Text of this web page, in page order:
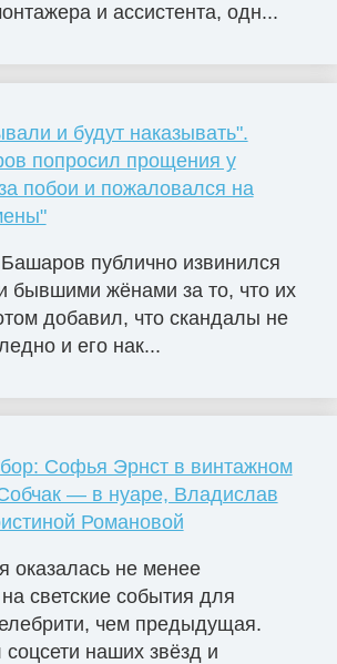
и ассистента, одн...
и будут наказывать".
попросил прощения у
побои и пожаловался на
публично извинился
бывшими жёнами за то, что их
добавил, что скандалы не
и его нак...
Софья Эрнст в винтажном
— в нуаре, Владислав
Романовой
оказалась не менее
светские события для
чем предыдущая.
соцсети наших звёзд и